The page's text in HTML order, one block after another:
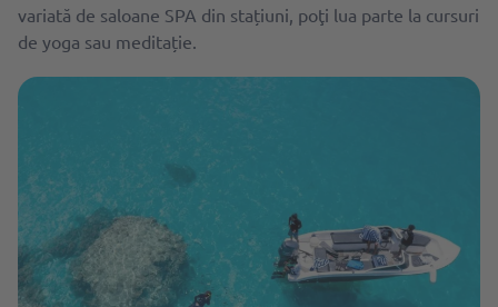
variată de saloane SPA din stațiuni, poţi lua parte la cursuri
de yoga sau meditație.